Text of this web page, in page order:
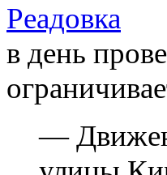
в день
—